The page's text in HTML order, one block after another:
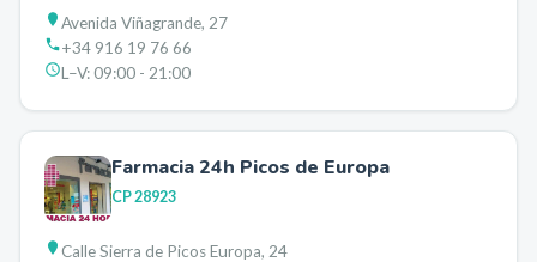
Avenida Viñagrande, 27
+34 916 19 76 66
L–V:09:00 - 21:00
Farmacia 24h Picos de Europa
CP28923
Calle Sierra de Picos Europa, 24